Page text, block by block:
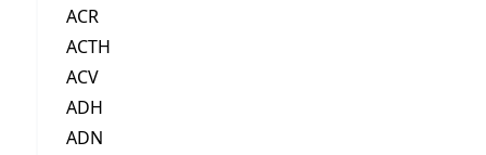
ACR
ACTH
ACV
ADH
ADN